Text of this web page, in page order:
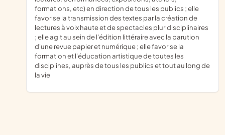
formations, etc) en direction de tous les publics ; elle
favorise la transmission des textes par la création de
lectures à voix haute et de spectacles pluridisciplinaires
; elle agit au sein de l'édition littéraire avec la parution
d'une revue papier et numérique ; elle favorise la
formation et l'éducation artistique de toutes les
disciplines, auprès de tous les publics et tout au long de
la vie